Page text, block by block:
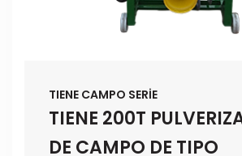
TIENE CAMPO SERİE
TIENE 200T
DE CAMPO DE TIPO